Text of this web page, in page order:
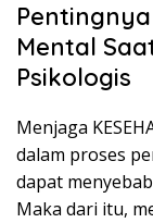
Pentingnya
Mental
Psikologis
Menjaga
dalam proses
dapat
Maka dari itu,